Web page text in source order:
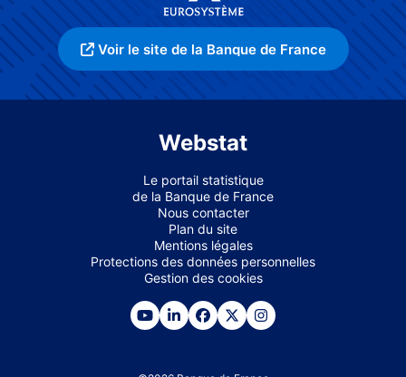
Voir le site de la Banque de France
Webstat
Le portail statistique
de la Banque de France
Nous contacter
Plan du site
Mentions légales
Protections des données personnelles
Gestion des cookies